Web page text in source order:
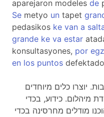
aparejaron modeles de
Se metyo un tapet
pedasikos ke van a
grande ke va estar
konsultasyones, por
en los puntos
יוצרו כלים מיוחדים
מיהלום. כידוע, בכדי
מודלים מחרסינה בכדי